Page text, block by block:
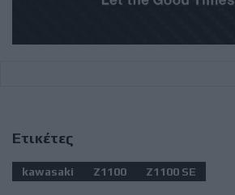
Ετικέτες
kawasaki Z1100 Z1100 SE